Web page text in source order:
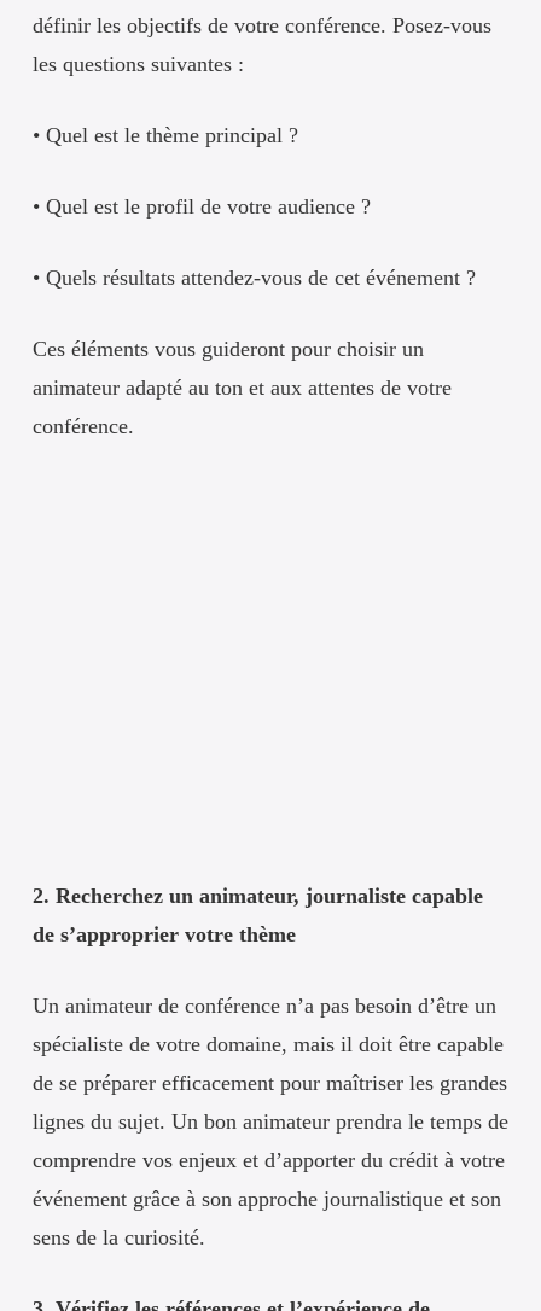
définir les objectifs de votre conférence. Posez-vous
les questions suivantes :
• Quel est le thème principal ?
• Quel est le profil de votre audience ?
• Quels résultats attendez-vous de cet événement ?
Ces éléments vous guideront pour choisir un
animateur adapté au ton et aux attentes de votre
conférence.
2. Recherchez un animateur, journaliste capable
de s’approprier votre thème
Un animateur de conférence n’a pas besoin d’être un
spécialiste de votre domaine, mais il doit être capable
de se préparer efficacement pour maîtriser les grandes
lignes du sujet. Un bon animateur prendra le temps de
comprendre vos enjeux et d’apporter du crédit à votre
événement grâce à son approche journalistique et son
sens de la curiosité.